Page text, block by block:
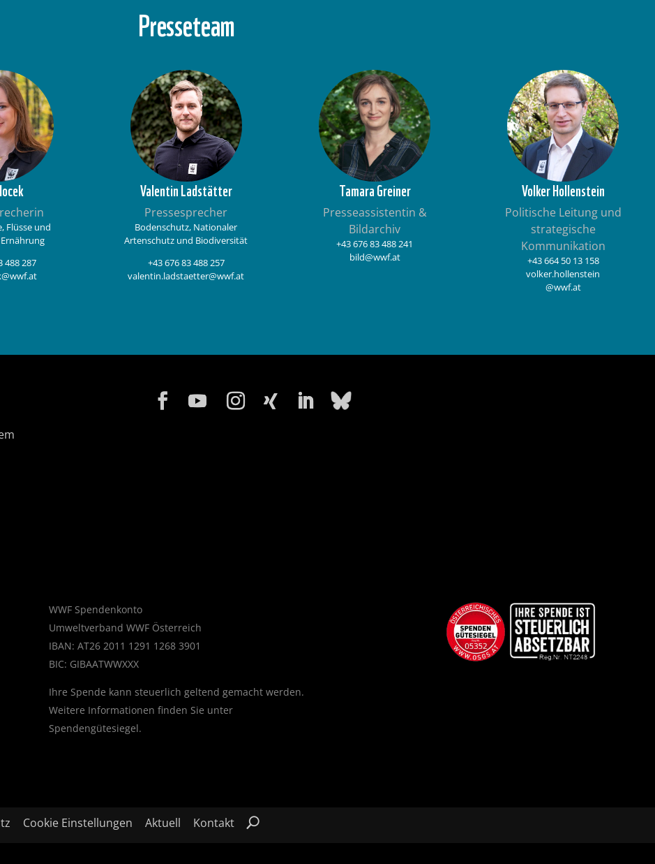
Presseteam
Flüsse und
488 287
Valentin Ladstätter
Pressesprecher
Bodenschutz, Nationaler
Artenschutz und Biodiversität
+43 676 83 488 257
valentin.ladstaetter@wwf.at
Tamara Greiner
Presseassistentin &
Bildarchiv
+43 676 83 488 241
bild@wwf.at
Volker Hollenstein
Politische Leitung und
strategische
Kommunikation
+43 664 50 13 158
volker.hollenstein
@wwf.at
WWF Spendenkonto
Umweltverband WWF Österreich
IBAN: AT26 2011 1291 1268 3901
BIC: GIBAATWWXXX
Ihre Spende kann steuerlich geltend gemacht werden.
Weitere Informationen finden Sie unter
Spendengütesiegel.
Cookie Einstellungen Aktuell Kontakt